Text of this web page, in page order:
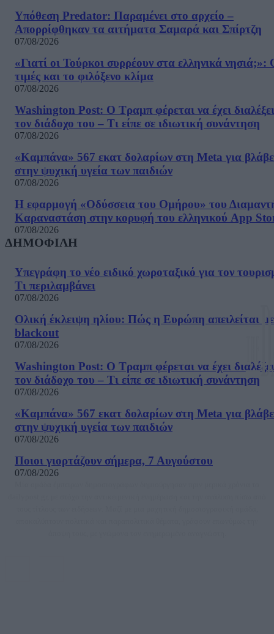
Υπόθεση Predator: Παραμένει στο αρχείο –
Απορρίφθηκαν τα αιτήματα Σαμαρά και Σπίρτζη
07/08/2026
«Γιατί οι Τούρκοι συρρέουν στα ελληνικά νησιά;»:
τιμές και το φιλόξενο κλίμα
07/08/2026
Washington Post: Ο Τραμπ φέρεται να έχει διαλέξει
τον διάδοχο του – Τι είπε σε ιδιωτική συνάντηση
07/08/2026
«Καμπάνα» 567 εκατ δολαρίων στη Meta για
στην ψυχική υγεία των παιδιών
07/08/2026
Η εφαρμογή «Οδύσσεια του Ομήρου» του
Καραναστάση στην κορυφή του ελληνικού App
07/08/2026
ΔΗΜΟΦΙΛΗ
Υπεγράφη το νέο ειδικό χωροταξικό για τον
Τι περιλαμβάνει
07/08/2026
Ολική έκλειψη ηλίου: Πώς η Ευρώπη απειλείται με
blackout
07/08/2026
Washington Post: Ο Τραμπ φέρεται να έχει διαλέξει
τον διάδοχο του – Τι είπε σε ιδιωτική συνάντηση
07/08/2026
«Καμπάνα» 567 εκατ δολαρίων στη Meta για
στην ψυχική υγεία των παιδιών
07/08/2026
Ποιοι γιορτάζουν σήμερα, 7 Αυγούστου
07/08/2026